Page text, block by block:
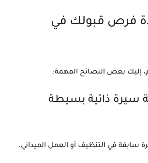
فرص قبولك في
إليك بعض النصائح المهمة:
سيرة ذاتية بسيطة
سابقة في التنظيف أو العمل الميداني.